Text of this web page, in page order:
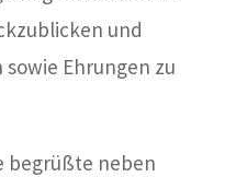
und
Ehrungen zu
begrüßte neben